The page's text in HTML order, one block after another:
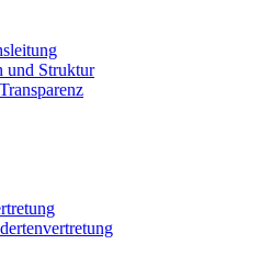
und Struktur